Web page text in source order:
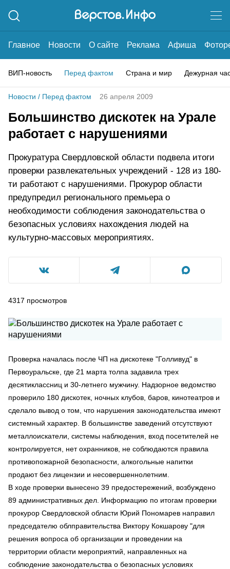
Главное Новости О сайте Реклама Афиша
ВИП-новость Перед фактом Страна и мир Дежурная
Новости / Перед фактом 26 апреля 2009
Большинство дискотек на Урале
работает с нарушениями
Прокуратура Свердловской области подвела итоги
проверки развлекательных учреждений - 128 из 180-
ти работают с нарушениями. Прокурор области
предупредил регионального премьера о
необходимости соблюдения законодательства о
безопасных условиях нахождения людей на
культурно-массовых мероприятиях.
4317 просмотров
Проверка началась после ЧП на дискотеке "Голливуд" в
Первоуральске, где 21 марта толпа задавила трех
десятиклассниц и 30-летнего мужчину. Надзорное ведомство
проверило 180 дискотек, ночных клубов, баров, кинотеатров и
сделало вывод о том, что нарушения законодательства имеют
системный характер. В большинстве заведений отсутствуют
металлоискатели, системы наблюдения, вход посетителей не
контролируется, нет охранников, не соблюдаются правила
противопожарной безопасности, алкогольные напитки
продают без лицензии и несовершеннолетним.
В ходе проверки вынесено 39 предостережений, возбуждено
89 административных дел. Информацию по итогам проверки
прокурор Свердловской области Юрий Пономарев направил
председателю облправительства Виктору Кокшарову "для
решения вопроса об организации и проведении на
территории области мероприятий, направленных на
соблюдение законодательства о безопасных условиях